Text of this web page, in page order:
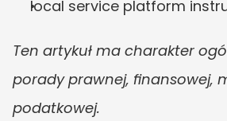
local service platform
Ten artykuł ma charakter
porady prawnej, finansowej,
podatkowej.